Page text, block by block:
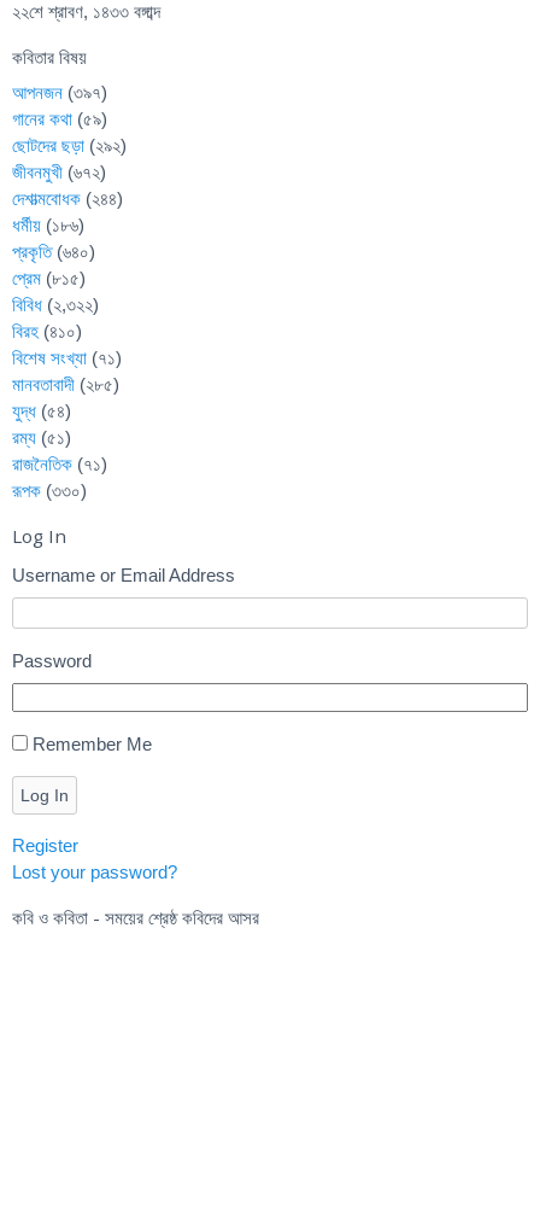
২২শে শ্রাবণ, ১৪৩৩ বঙ্গাব্দ
কবিতার বিষয়
আপনজন (৩৯৭)
গানের কথা (৫৯)
ছোটদের ছড়া (২৯২)
জীবনমুখী (৬৭২)
দেশাত্মবোধক (২৪৪)
ধর্মীয় (১৮৬)
প্রকৃতি(৬৪০)
প্রেম (৮১৫)
বিবিধ (২,৩২২)
বিরহ (৪১০)
বিশেষ সংখ্যা (৭১)
মানবতাবাদী (২৮৫)
যুদ্ধ (৫৪)
রম্য (৫১)
রাজনৈতিক (৭১)
রূপক (৩৩০)
Log In
Username or Email Address
Password
Remember Me
Log In
Register
Lost your password?
কবি ও কবিতা - সময়ের শ্রেষ্ঠ কবিদের আসর